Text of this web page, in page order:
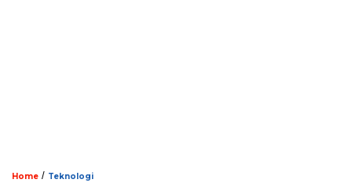
Home / Teknologi